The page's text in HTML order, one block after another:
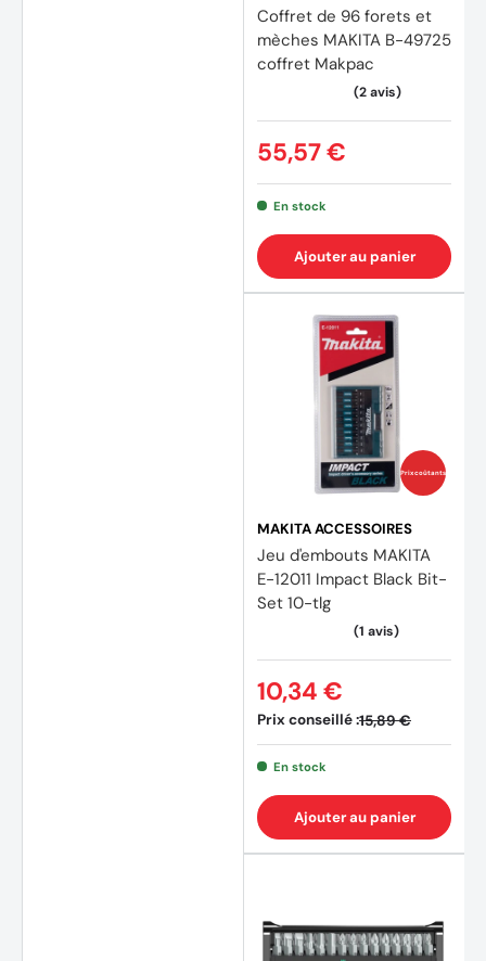
Coffret de 96 forets et
mèches MAKITA B-49725
coffret Makpac
55,57 €
En stock
Ajouter au panier
Prix coûtants
MAKITA ACCESSOIRES
Jeu d'embouts MAKITA
E-12011 Impact Black Bit-
Set 10-tlg
Prix conseillé :15,89 €
10,34 €
En stock
Ajouter au panier